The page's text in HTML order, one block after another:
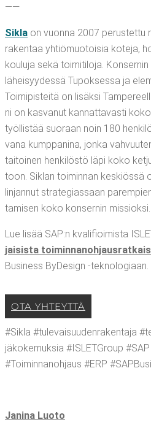
——
Sikla on vuon­na 2007 perus­tet­tu
raken­taa yhtiö­muo­toi­sia kote­ja,
kou­lu­ja sekä toi­mi­ti­lo­ja.
lähei­syy­des­sä Tupok­ses­sa ja
Toi­mi­pis­tei­tä on lisäk­si
ni on kas­va­nut kan­nat­ta­vas­ti
työl­lis­tää suo­raan noin 180
va­na kump­pa­ni­na, jon­ka
tai­toi­nen hen­ki­lös­tö läpi koko
toon. Siklan toi­min­nan kes­kiös­sä
lin­jan­nut stra­te­gias­saan
ta­mi­sen koko kon­ser­nin missioksi.
Lue lisää SAP:n kva­li­fioi­mis­ta
jai­sis­ta
Busi­ness ByDe­sign ‑tek­no­lo­gi­aan.
OTA YHTEYT­TÄ
#Sikla #tule­vai­suu­den­ra­ken­ta­ja
jä­ko­ke­muk­sia #ISLETGroup
#Toi­min­na­noh­jaus #ERP
Jani­na Luo­to